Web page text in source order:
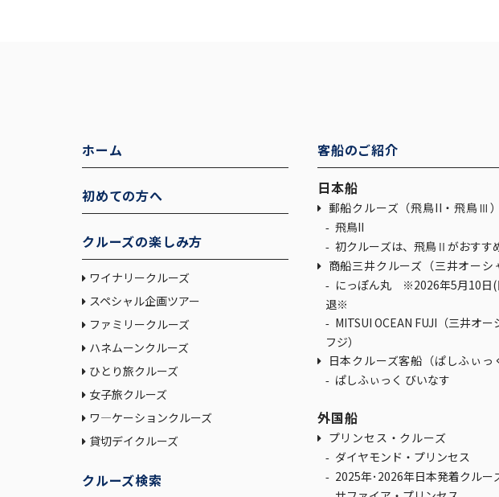
ホーム
初めての方へ
クルーズの楽しみ方
ワイナリークルーズ
スペシャル企画ツアー
ファミリークルーズ
ハネムーンクルーズ
ひとり旅クルーズ
女子旅クルーズ
ワ―ケーションクルーズ
貸切デイクルーズ
クルーズ検索
客船のご紹介
日本船
郵船クルーズ（飛鳥II・飛鳥Ⅲ）
飛鳥II
初クルーズは、飛鳥Ⅱがおすす
商船三井クルーズ（三井オーシ
退※
フジ）
日本クルーズ客船（ぱしふぃ
ぱしふぃっく びいなす
外国船
プリンセス・クルーズ
ダイヤモンド・プリンセス
2025年･2026年日本発着クルー